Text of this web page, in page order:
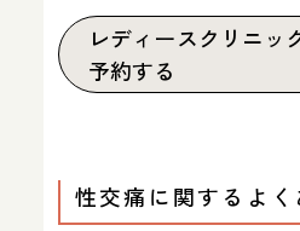
レディースクリニッ
予約する
性交痛に関するよ